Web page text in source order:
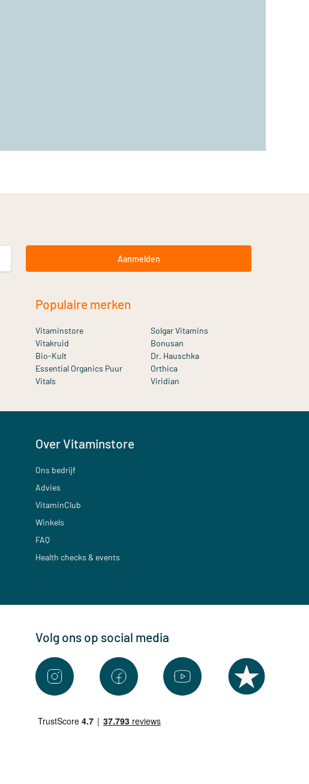
Aanmelden
Populaire merken
Vitaminstore
Solgar Vitamins
Vitakruid
Bonusan
Bio-Kult
Dr. Hauschka
Essential Organics Puur
Orthica
Vitals
Viridian
Over Vitaminstore
Ons bedrijf
Advies
VitaminClub
Winkels
FAQ
Health checks & events
Volg ons op social media